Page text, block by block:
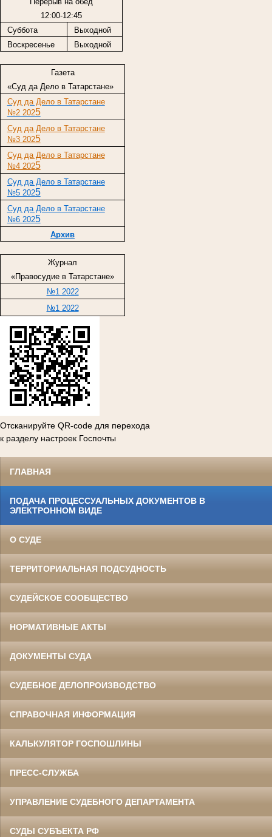
12:00-12:45
Суббота
Выходной
Воскресенье
Выходной
Газета
«Суд да Дело в Татарстане»
Суд да Дело в Татарстане
№2 2025
Суд да Дело в Татарстане
№3 2025
Суд да Дело в Татарстане
№4 2025
Суд да Дело в Татарстане
№5 2025
Суд да Дело в Татарстане
№6 2025
Архив
Журнал
«Правосудие в Татарстане»
№1 2022
№1 2022
Отсканируйте QR-code для перехода
к разделу настроек Госпочты
ГЛАВНАЯ
ПОДАЧА ПРОЦЕССУАЛЬНЫХ ДОКУМЕНТОВ В
ЭЛЕКТРОННОМ ВИДЕ
О СУДЕ
ТЕРРИТОРИАЛЬНАЯ ПОДСУДНОСТЬ
СУДЕЙСКОЕ СООБЩЕСТВО
НОРМАТИВНЫЕ АКТЫ
ДОКУМЕНТЫ СУДА
СУДЕБНОЕ ДЕЛОПРОИЗВОДСТВО
СПРАВОЧНАЯ ИНФОРМАЦИЯ
КАЛЬКУЛЯТОР ГОСПОШЛИНЫ
ПРЕСС-СЛУЖБА
УПРАВЛЕНИЕ СУДЕБНОГО ДЕПАРТАМЕНТА
СУДЫ СУБЪЕКТА РФ